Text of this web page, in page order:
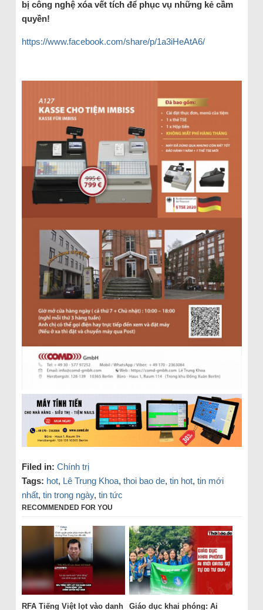
bị công nghệ xóa vết tích để phục vụ những kẻ cầm
quyền!
https://www.facebook.com/share/p/1a3iHeAtA6/
Filed in: Chính trị
Tags: hot, Lê Trung Khoa, thoi bao de, tin hot, tin mới
nhất, tin trong ngày, tin tức
RECOMMENDED FOR YOU
RFA Tiếng Việt lọt vào danh Giáo dục khai phóng: Ai